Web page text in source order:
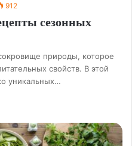
912
сезонных
природы, которое
свойств. В этой
уникальных…